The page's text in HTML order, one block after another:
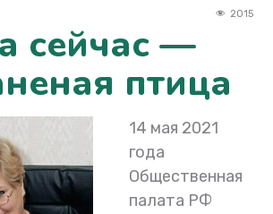
2015
сейчас —
птица
14 мая 2021
года
Общественная
палата РФ